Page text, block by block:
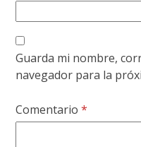
Guarda mi nombre,
navegador para la
Comentario*